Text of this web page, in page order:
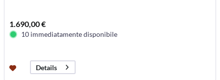
1.690,00 €
10 immediatamente disponibile
Details